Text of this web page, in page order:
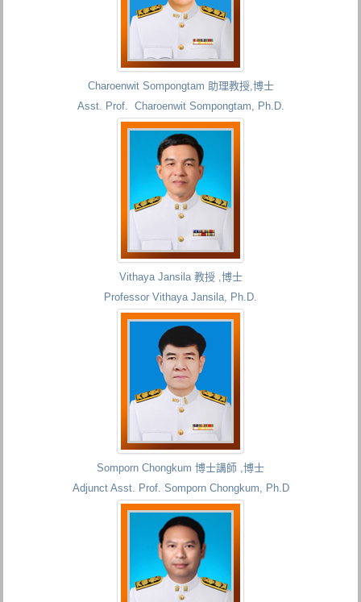
Charoenwit Sompongtam 助理教授,博士
Asst. Prof. Charoenwit Sompongtam, Ph.D.
Vithaya Jansila 教授 ,博士
Professor Vithaya Jansila, Ph.D.
Somporn Chongkum 博士講師 ,博士
Adjunct Asst. Prof. Somporn Chongkum, Ph.D